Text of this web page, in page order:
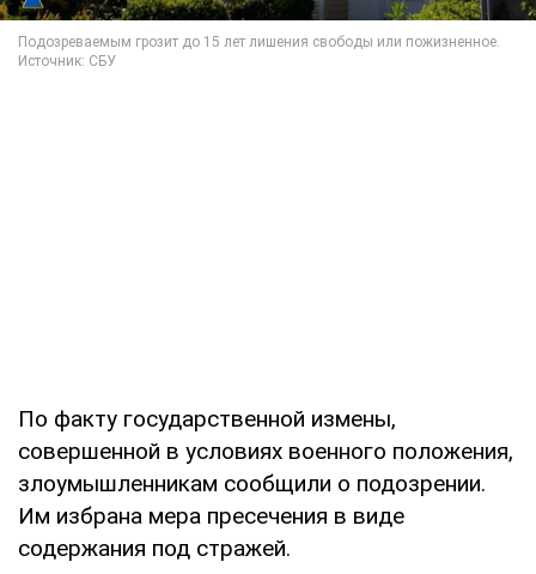
По факту государственной измены,
совершенной в условиях военного положения,
злоумышленникам сообщили о подозрении.
Им избрана мера пресечения в виде
содержания под стражей.